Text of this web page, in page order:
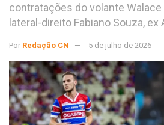
contratações do volante
lateral-direito Fabiano Souza, ex
Por Redação CN 5 de julho de 2026